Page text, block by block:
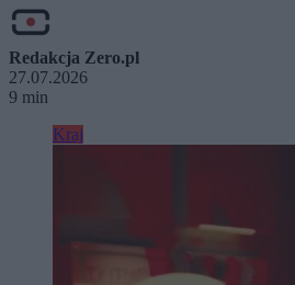
Redakcja Zero.pl
27.07.2026
9 min
Kraj